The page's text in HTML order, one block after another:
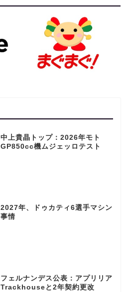
中上貴晶トップ：2026年モト
GP850cc機ムジェッロテスト
2027年、ドゥカティ6選手マシン
事情
フェルナンデス公表：アプリリア
Trackhouseと2年契約更改